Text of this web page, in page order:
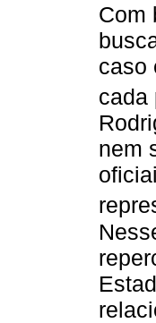
Com
caso
cada
nem